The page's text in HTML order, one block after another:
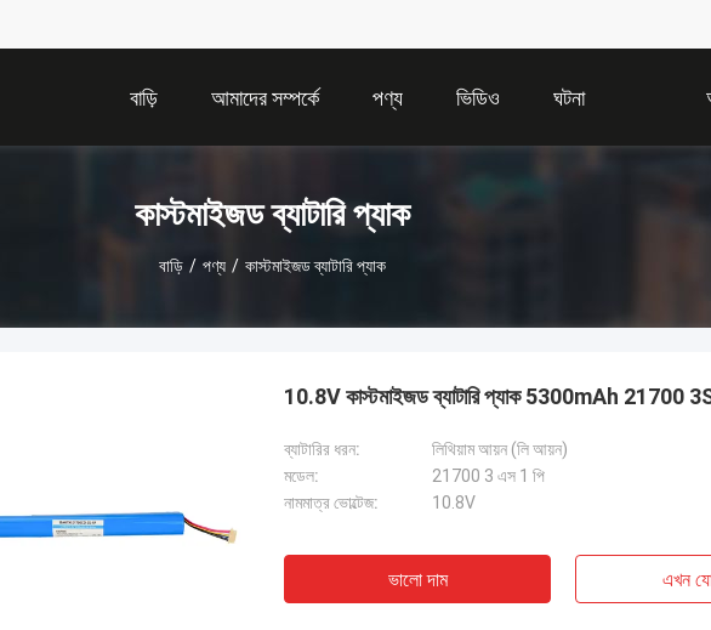
বাড়ি আমাদের সম্পর্কে পণ্য ভিডিও ঘটনা
কাস্টমাইজড ব্যাটারি প্যাক
বাড়ি / পণ্য / কাস্টমাইজড ব্যাটারি প্যাক
10.8V কাস্টমাইজড ব্যাটারি প্যাক 5300mAh 21700
ব্যাটারির ধরন:
লিথিয়াম আয়ন (লি আয়ন)
মডেল:
21700 3 এস 1 পি
নামমাত্র ভোল্টেজ:
10.8V
ভালো দাম এখন